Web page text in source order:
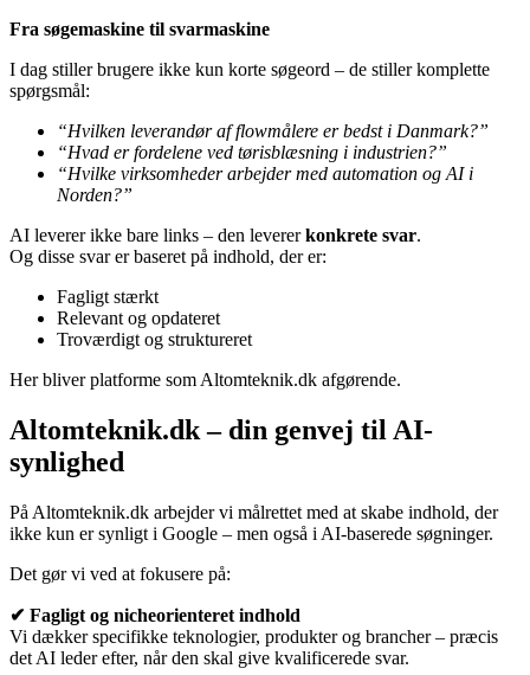
Fra søgemaskine til svarmaskine
I dag stiller brugere ikke kun korte søgeord – de stiller komplette
spørgsmål:
“Hvilken leverandør af flowmålere er bedst i Danmark?”
“Hvad er fordelene ved tørisblæsning i industrien?”
“Hvilke virksomheder arbejder med automation og AI i
Norden?”
AI leverer ikke bare links – den levererkonkrete svar.
Og disse svar er baseret på indhold, der er:
Fagligt stærkt
Relevant og opdateret
Troværdigt og struktureret
Her bliver platforme som Altomteknik.dk afgørende.
Altomteknik.dk – din genvej til AI-
synlighed
På Altomteknik.dk arbejder vi målrettet med at skabe indhold, der
ikke kun er synligt i Google – men også i AI-baserede søgninger.
Det gør vi ved at fokusere på:
✔ Fagligt og nicheorienteret indhold
Vi dækker specifikke teknologier, produkter og brancher – præcis
det AI leder efter, når den skal give kvalificerede svar.